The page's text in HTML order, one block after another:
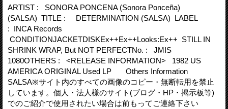
ARTIST : SONORA PONCENA (Sonora Ponceña)
(SALSA) TITLE : DETERMINATION (SALSA) LABEL
: INCA Records
CONDITIONJACKETDISKEx++Ex++Looks:Ex++ STILL IN
SHRINK WRAP, But NOT PERFECTNo. : JMIS
1080OTHERS : <RELEASE INFORMATION> 1982 US
AMERICA ORIGINAL Used LP Others Information
SALSA※サイト内のすべての画像のコピー・無断転用を禁止
しています。個人・法人様のサイト(ブログ・HP・掲示板等)
でのご紹介で使用されたい場合は前もってご連絡下さい